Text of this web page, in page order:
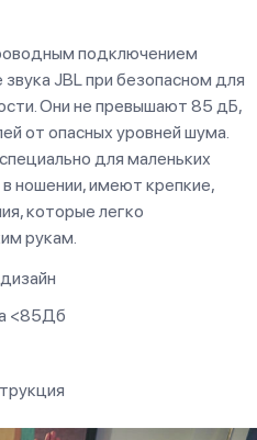
подключением
JBL при безопасном для
Они не превышают 85 дБ,
от опасных уровней шума.
для маленьких
ношении, имеют крепкие,
которые легко
рукам.
<85Дб